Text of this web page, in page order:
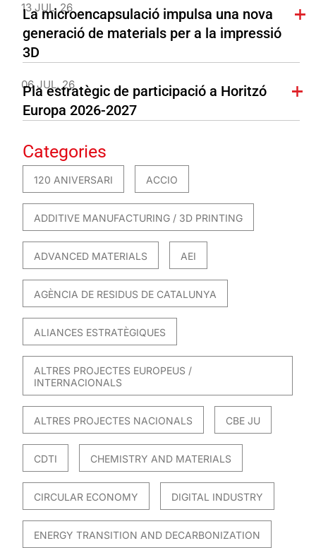
13 JUL. 26
La microencapsulació impulsa una nova
generació de materials per a la impressió
3D
06 JUL. 26
Pla estratègic de participació a Horitzó
Europa 2026-2027
Categories
120 ANIVERSARI ACCIO
ADDITIVE MANUFACTURING / 3D PRINTING
ADVANCED MATERIALS AEI
AGÈNCIA DE RESIDUS DE CATALUNYA
ALIANCES ESTRATÈGIQUES
ALTRES PROJECTES EUROPEUS /
INTERNACIONALS
ALTRES PROJECTES NACIONALS CBE JU
CDTI CHEMISTRY AND MATERIALS
CIRCULAR ECONOMY DIGITAL INDUSTRY
ENERGY TRANSITION AND DECARBONIZATION